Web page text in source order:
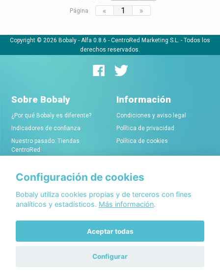
Página « 1 »
Copyright © 2026 Bobaly - Alfa 0.8.6 - CentroRed Marketing S.L. - Todos los
derechos reservados.
Sobre Bobaly
¿Por qué Bobaly es diferente?
Indicadores de confianza
Nuestro pasado: Tiendas
CentroRed
Información
Condiciones y aviso legal
Política de privacidad
Política de cookies
Comerciantes
Alta de tiendas online
Condiciones de alta
Conócenos
Acerca de Bobaly Partners
Partner eCommerce
Configuración de cookies
Bobaly utiliza cookies propias y de terceros con fines
analíticos y estadísticos. Más información.
Aceptar todas
Configurar